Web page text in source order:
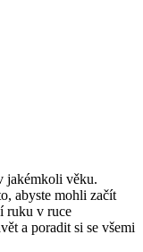
jakémkoli věku.
abyste mohli začít
ruku v ruce
a poradit si se všemi